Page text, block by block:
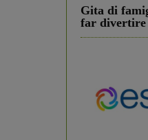
Gita di
far